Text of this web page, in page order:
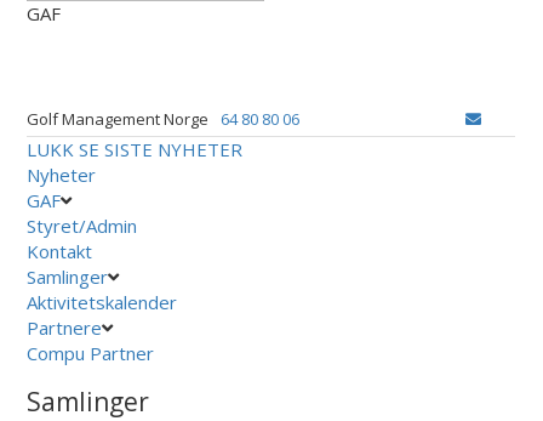
GAF
Golf Management Norge 64 80 80 06
LUKK SE SISTE NYHETER
Nyheter
GAF
Styret/Admin
Kontakt
Samlinger
Aktivitetskalender
Partnere
Compu Partner
Samlinger